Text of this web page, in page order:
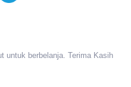
untuk berbelanja. Terima Kasih